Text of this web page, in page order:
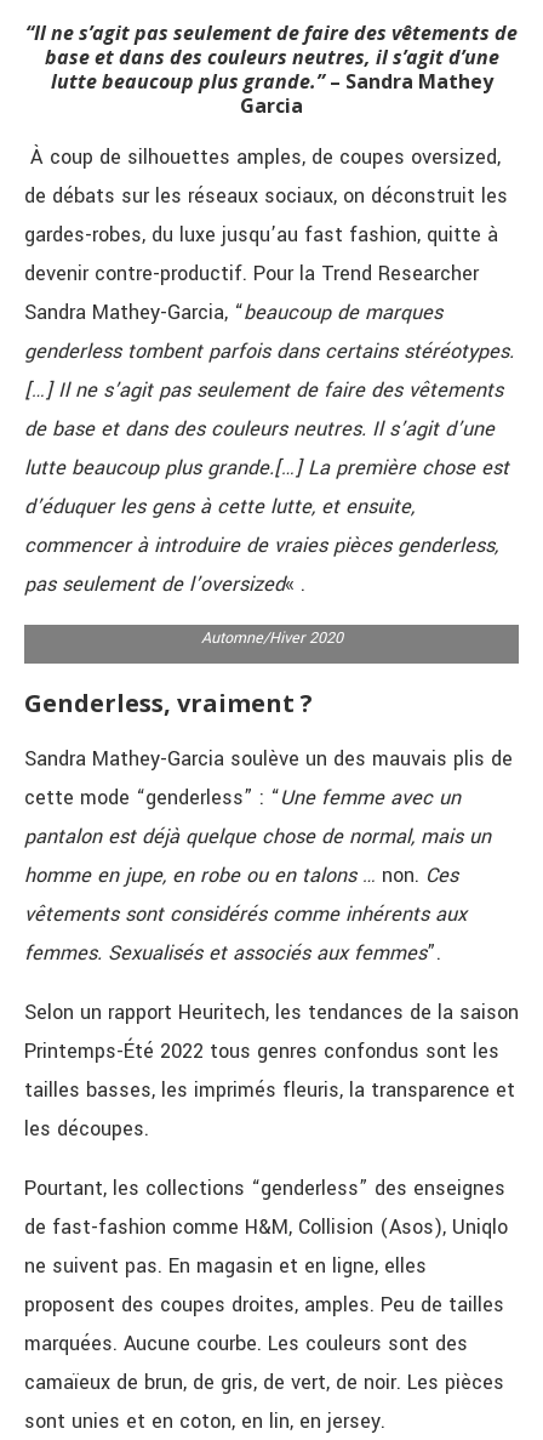
“Il ne s’agit pas seulement de faire des vêtements de
base et dans des couleurs neutres, il s’agit d’une
lutte beaucoup plus grande.”– Sandra Mathey
Garcia
À coup de silhouettes amples, de coupes oversized,
de débats sur les réseaux sociaux, on déconstruit les
gardes-robes, du luxe jusqu’au fast fashion, quitte à
devenir contre-productif. Pour la Trend Researcher
Sandra Mathey-Garcia, “beaucoup de marques
genderless tombent parfois dans certains stéréotypes.
[…] Il ne s’agit pas seulement de faire des vêtements
de base et dans des couleurs neutres. Il s’agit d’une
lutte beaucoup plus grande.[…] La première chose est
d’éduquer les gens à cette lutte, et ensuite,
commencer à introduire de vraies pièces genderless,
pas seulement de l’oversized« .
Automne/Hiver 2020
Genderless, vraiment ?
Sandra Mathey-Garcia soulève un des mauvais plis de
cette mode “genderless” : “Une femme avec un
pantalon est déjà quelque chose de normal, mais un
homme en jupe, en robe ou en talons … non. Ces
vêtements sont considérés comme inhérents aux
femmes. Sexualisés et associés aux femmes”.
Selon un rapport Heuritech, les tendances de la saison
Printemps-Été 2022 tous genres confondus sont les
tailles basses, les imprimés fleuris, la transparence et
les découpes.
Pourtant, les collections “genderless” des enseignes
de fast-fashion comme H&M, Collision (Asos), Uniqlo
ne suivent pas. En magasin et en ligne, elles
proposent des coupes droites, amples. Peu de tailles
marquées. Aucune courbe. Les couleurs sont des
camaïeux de brun, de gris, de vert, de noir. Les pièces
sont unies et en coton, en lin, en jersey.